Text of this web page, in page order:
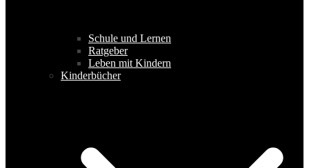
Schule und Lernen
Ratgeber
Leben mit Kindern
Kinderbücher